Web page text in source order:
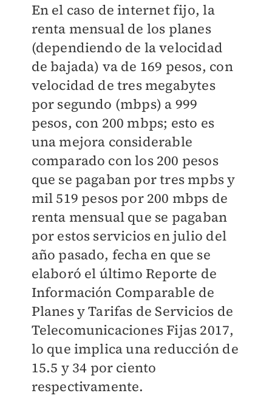
En el caso de internet fijo, la
renta mensual de los planes
(dependiendo de la velocidad
de bajada) va de 169 pesos, con
velocidad de tres megabytes
por segundo (mbps) a 999
pesos, con 200 mbps; esto es
una mejora considerable
comparado con los 200 pesos
que se pagaban por tres mpbs y
mil 519 pesos por 200 mbps de
renta mensual que se pagaban
por estos servicios en julio del
año pasado, fecha en que se
elaboró el último Reporte de
Información Comparable de
Planes y Tarifas de Servicios de
Telecomunicaciones Fijas 2017,
lo que implica una reducción de
15.5 y 34 por ciento
respectivamente.